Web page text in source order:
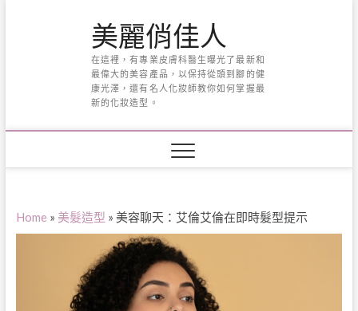
美麗俏佳人
在這裡，有專業皮膚科醫生曝光了最新和
最偉大的美容產品，以保持從頭到腳的健
康光澤，還有名人化妝師教你如何掌握最
新的化妝造型。
Home » 美髮造型 » 美容聊天：艾倫艾倫在即時髮型提示